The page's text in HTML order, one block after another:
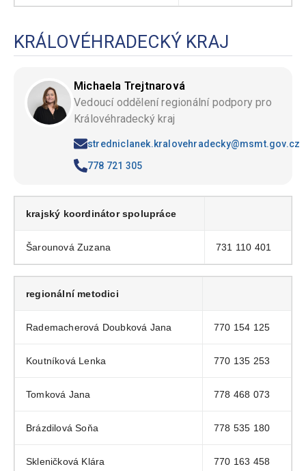
KRÁLOVÉHRADECKÝ KRAJ
Michaela Trejtnarová
Vedoucí oddělení regionální podpory pro
Královéhradecký kraj
stredniclanek.kralovehradecky@msmt.gov.cz
778 721 305
krajský koordinátor spolupráce
Šarounová Zuzana 731 110 401
regionální metodici
Rademacherová Doubková Jana 770 154 125
Koutníková Lenka 770 135 253
Tomková Jana 778 468 073
Brázdilová Soňa 778 535 180
Skleničková Klára 770 163 458